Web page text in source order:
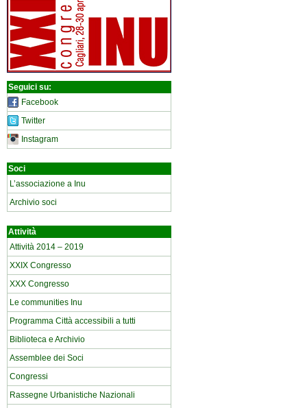
Seguici su:
Facebook
Twitter
Instagram
Soci
L’associazione a Inu
Archivio soci
Attività
Attività 2014 – 2019
XXIX Congresso
XXX Congresso
Le communities Inu
Programma Città accessibili a tutti
Biblioteca e Archivio
Assemblee dei Soci
Congressi
Rassegne Urbanistiche Nazionali